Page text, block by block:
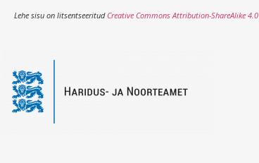
Lehe sisu on litsentseeritudCreative Commons Attribution-ShareAlike 4.0